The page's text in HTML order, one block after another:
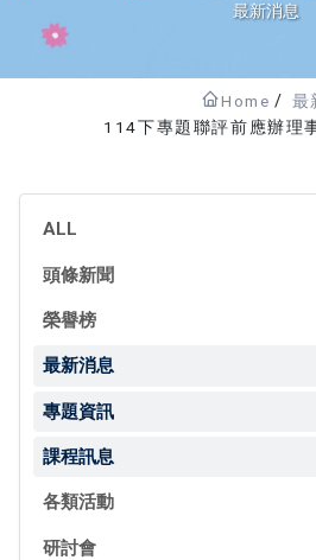
最新消息
Home 最
114下專題聯評前應辦理
ALL
頭條新聞
榮譽榜
最新消息
專題資訊
課程訊息
各類活動
研討會